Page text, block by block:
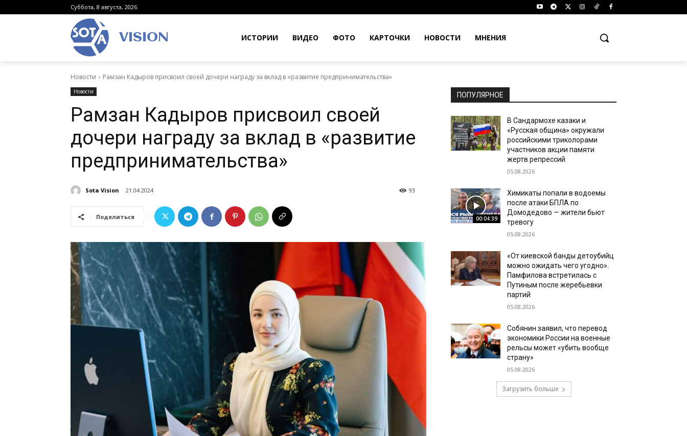
Суббота, 8 августа, 2026
VISION ИСТОРИИ ВИДЕО ФОТО КАРТОЧКИ НОВОСТИ МНЕНИЯ
Новости Рамзан Кадыров присвоил своей дочери награду за вклад в «развитие предпринимательства»
Новости
Рамзан Кадыров присвоил своей
дочери награду за вклад в «развитие
предпринимательства»
Sota Vision 21.04.2024 93
Поделиться
ПОПУЛЯРНОЕ
В Сандармохе казаки и
«Русская община» окружали
российскими триколорами
участников акции памяти
жертв репрессий
05.08.2026
00:04:39
Химикаты попали в водоемы
после атаки БПЛА по
Домодедово — жители бьют
тревогу
05.08.2026
«От киевской банды детоубийц
можно ожидать чего угодно».
Памфилова встретилась с
Путиным после жеребьевки
партий
05.08.2026
Собянин заявил, что перевод
экономики России на военные
рельсы может «убить вообще
страну»
05.08.2026
Загрузить больше